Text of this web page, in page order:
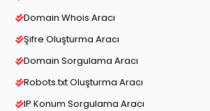
Domain Whois Aracı
Şifre Oluşturma Aracı
Domain Sorgulama Aracı
Robots.txt Oluşturma Aracı
IP Konum Sorgulama Aracı